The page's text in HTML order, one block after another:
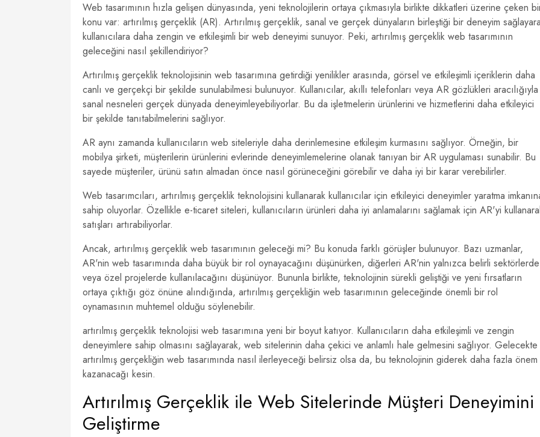
Web tasarımının hızla gelişen dünyasında, yeni teknolojilerin ortaya çıkmasıyla birlikte dikkatleri üzerine çeken
konu var: artırılmış gerçeklik (AR). Artırılmış gerçeklik, sanal ve gerçek dünyaların birleştiği bir deneyim
kullanıcılara daha zengin ve etkileşimli bir web deneyimi sunuyor. Peki, artırılmış gerçeklik web tasarımının
geleceğini nasıl şekillendiriyor?
Artırılmış gerçeklik teknolojisinin web tasarımına getirdiği yenilikler arasında, görsel ve etkileşimli içeriklerin daha
canlı ve gerçekçi bir şekilde sunulabilmesi bulunuyor. Kullanıcılar, akıllı telefonları veya AR gözlükleri aracılığıyla
sanal nesneleri gerçek dünyada deneyimleyebiliyorlar. Bu da işletmelerin ürünlerini ve hizmetlerini daha etkileyici
bir şekilde tanıtabilmelerini sağlıyor.
AR aynı zamanda kullanıcıların web siteleriyle daha derinlemesine etkileşim kurmasını sağlıyor. Örneğin, bir
mobilya şirketi, müşterilerin ürünlerini evlerinde deneyimlemelerine olanak tanıyan bir AR uygulaması sunabilir. Bu
sayede müşteriler, ürünü satın almadan önce nasıl görüneceğini görebilir ve daha iyi bir karar verebilirler.
Web tasarımcıları, artırılmış gerçeklik teknolojisini kullanarak kullanıcılar için etkileyici deneyimler yaratma
sahip oluyorlar. Özellikle e-ticaret siteleri, kullanıcıların ürünleri daha iyi anlamalarını sağlamak için AR'yi
satışları artırabiliyorlar.
Ancak, artırılmış gerçeklik web tasarımının geleceği mi? Bu konuda farklı görüşler bulunuyor. Bazı uzmanlar,
AR'nin web tasarımında daha büyük bir rol oynayacağını düşünürken, diğerleri AR'nin yalnızca belirli sektörlerde
veya özel projelerde kullanılacağını düşünüyor. Bununla birlikte, teknolojinin sürekli geliştiği ve yeni fırsatların
ortaya çıktığı göz önüne alındığında, artırılmış gerçekliğin web tasarımının geleceğinde önemli bir rol
oynamasının muhtemel olduğu söylenebilir.
artırılmış gerçeklik teknolojisi web tasarımına yeni bir boyut katıyor. Kullanıcıların daha etkileşimli ve zengin
deneyimlere sahip olmasını sağlayarak, web sitelerinin daha çekici ve anlamlı hale gelmesini sağlıyor. Gelecekte
artırılmış gerçekliğin web tasarımında nasıl ilerleyeceği belirsiz olsa da, bu teknolojinin giderek daha fazla önem
kazanacağı kesin.
Artırılmış Gerçeklik ile Web Sitelerinde Müşteri Deneyimini
Geliştirme